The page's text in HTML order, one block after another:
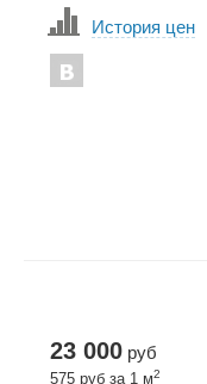
История цен
23 000 руб
575 руб за 1 м2